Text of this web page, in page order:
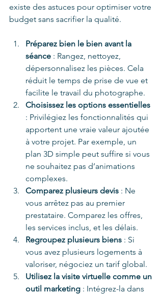
existe des astuces pour optimiser votre
budget sans sacrifier la qualité.
Préparez bien le bien avant la
séance : Rangez, nettoyez,
dépersonnalisez les pièces. Cela
réduit le temps de prise de vue et
facilite le travail du photographe.
Choisissez les options essentielles
: Privilégiez les fonctionnalités qui
apportent une vraie valeur ajoutée
à votre projet. Par exemple, un
plan 3D simple peut suffire si vous
ne souhaitez pas d’animations
complexes.
Comparez plusieurs devis : Ne
vous arrêtez pas au premier
prestataire. Comparez les offres,
les services inclus, et les délais.
Regroupez plusieurs biens : Si
vous avez plusieurs logements à
valoriser, négociez un tarif global.
Utilisez la visite virtuelle comme un
outil marketing : Intégrez-la dans